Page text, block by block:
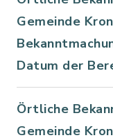
Gemeinde
Datum der
Örtliche
Gemeinde